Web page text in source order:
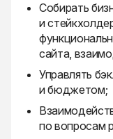
Собирать
и
сайта,
Управлять
и бюджетом;
по вопросам